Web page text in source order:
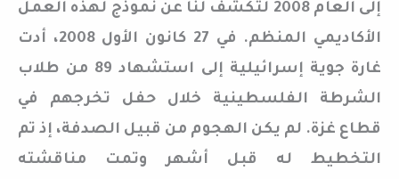
إلى العام 2008 لتكشف لنا عن نموذج لهذه العمل
الأكاديمي المنظم. في 27 كانون الأول 2008، أدت
غارة جوية إسرائيلية إلى استشهاد 89 من طلاب
الشرطة الفلسطينية خلال حفل تخرجهم في
قطاع غزة. لم يكن الهجوم من قبيل الصدفة، إذ تم
التخطيط له قبل أشهر وتمت مناقشته